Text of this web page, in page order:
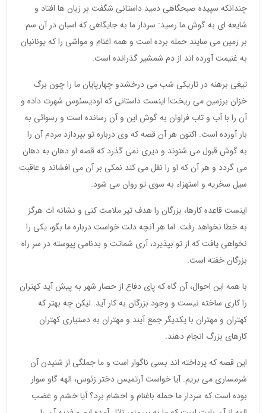
چندانکه سپیده صبحگاهی دمید داستانی شگفت بر زبان ها افتاد و
شایعه ای به گوش ما رسید: سردار ما به جایگاهی که اسبان در آن سم
بر زمین می سایند حمله برده است و همه اغنام و مواشی را که یونانیان
به غنیمت آورده اند از دم شمشیر گذرانده است.
تیغی برهنه در تاریکی شب می درخشدو چهارپایان ما را چون برگ
خزان برزمین می ریخت! اینست داستانی که اودیسئوس شهرت داده و
آن را با آب و تاب فراوان به گوش این و آن رسانده است و رسوائی به
بار آورده است. اکنون هر آن قصه که وی درباره تو بپردازد مردم آن را
به گوش قبول می شنوند و دیری نمی گذرد که قصه او دهان به دهان
می گردد و هر آن که او را نقل می کند نمکی بر آن می افشاند و عاقبت
سیل سخریه و استهزاء به سوی تو روان می شود.
اینست قاعده کارها، بزرگان را هدف تیر ملامت کنی و نشانه ات هرگز
به خطا نخواهد رفت. اما هر آنچه دلت خواست درباره ما بگو، یکی را
نخواهی یافت که از تو بپذیرد، آری شماتت و بدنامی پیوسته در سر راه
بزرگان خفته است.
با همه این احوال، آن گاه که پای دفاع از حصار شهر به پیش آید کهتران
را کاری ساخته نیست و وجود بزرگان به کار آید. لیکن چه بهتر که
کهتران و مهتران با یکدیگر جمع آیند و مهتران به دستیاری کهتران
کارهای بزرگ انجام دهند.
این قصه که پرداخته اند بسی ناگوار است و ما جملگی از شنیدن آن
شرمساری می بریم. آیا خواست آرتمیس دختر زئوس، الهه گاو سوار
بوده است که سردار ما حمله باغنام و احشام برد؟ آیا خشم و غضب